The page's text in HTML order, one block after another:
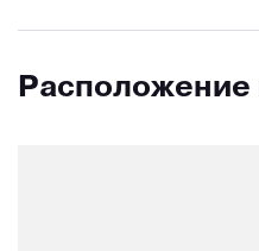
Расположение